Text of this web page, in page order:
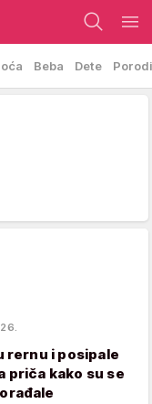
Beba Dete
rernu i posipale
priča kako su se